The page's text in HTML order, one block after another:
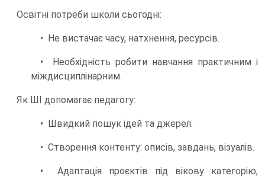
Освітні потреби школи сьогодні:
• Не вистачає часу, натхнення, ресурсів.
• Необхідність робити навчання практичним і
міждисциплінарним.
Як ШІ допомагає педагогу:
• Швидкий пошук ідей та джерел.
• Створення контенту: описів, завдань, візуалів.
• Адаптація проєктів під вікову категорію,